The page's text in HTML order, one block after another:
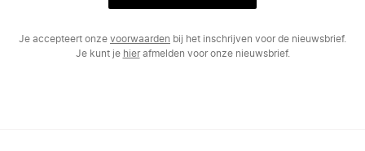
Je accepteert onze voorwaarden bij het inschrijven voor de nieuwsbrief.
Je kunt je hierafmelden voor onze nieuwsbrief.